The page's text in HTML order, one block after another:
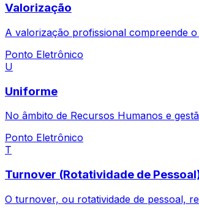
Valorização
A valorização profissional compreende
Ponto Eletrônico
U
Uniforme
No âmbito de Recursos Humanos e
Ponto Eletrônico
T
Turnover (Rotatividade de
O turnover, ou rotatividade de pessoal,